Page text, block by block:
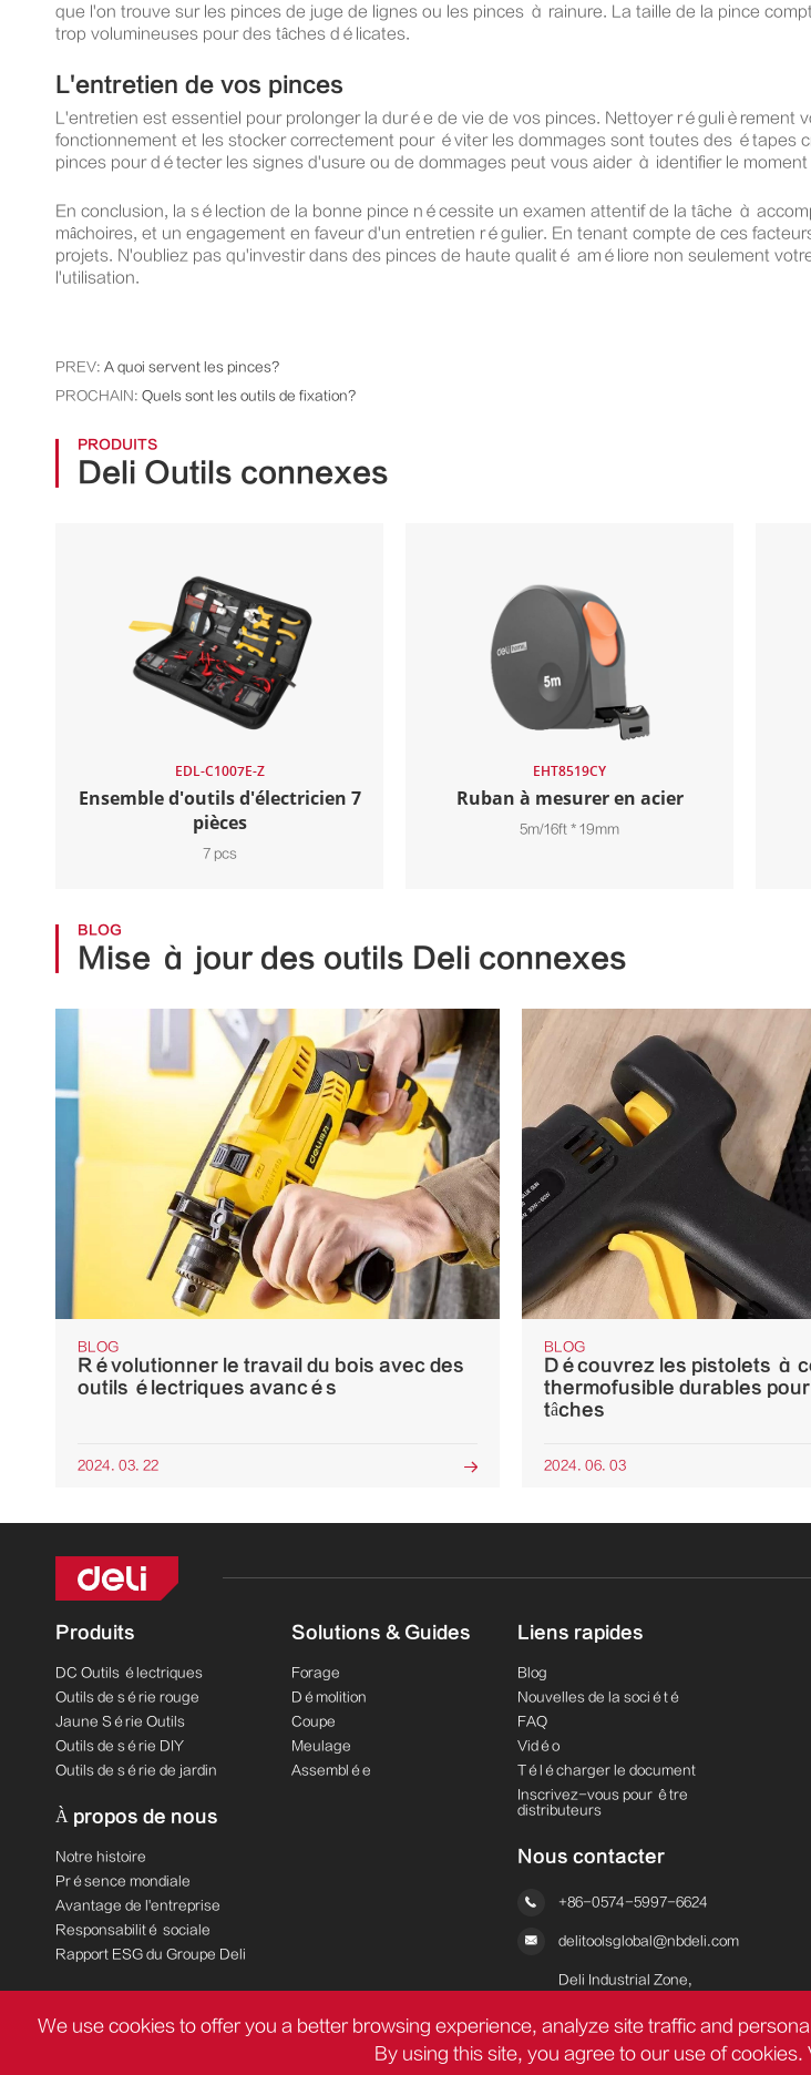
que l'on trouve sur les pinces de juge de lignes ou les pinces à rainure. La taille de la pince
trop volumineuses pour des tâches délicates.
L'entretien de vos pinces
L'entretien est essentiel pour prolonger la durée de vie de vos pinces. Nettoyer régulièrement
fonctionnement et les stocker correctement pour éviter les dommages sont toutes des
pinces pour détecter les signes d'usure ou de dommages peut vous aider à identifier le
En conclusion, la sélection de la bonne pince nécessite un examen attentif de la tâche à
mâchoires, et un engagement en faveur d'un entretien régulier. En tenant compte de ces
projets. N'oubliez pas qu'investir dans des pinces de haute qualité améliore non seulement
l'utilisation.
PREV: A quoi servent les pinces?
PROCHAIN: Quels sont les outils de fixation?
PRODUITS
Deli Outils connexes
EDL-C1007E-Z
Ensemble d'outils d'électricien 7
pièces
7 pcs
EHT8519CY
Ruban à mesurer en acier
5m/16ft * 19mm
BLOG
Mise à jour des outils Deli connexes
BLOG
Révolutionner le travail du bois avec des
outils électriques avancés
2024. 03. 22 
BLOG
Découvrez les pistolets à
thermofusible durables
tâches
2024. 06. 03
Produits
DC Outils électriques
Outils de série rouge
Jaune Série Outils
Outils de série DIY
Outils de série de jardin
À propos de nous
Notre histoire
Présence mondiale
Avantage de l'entreprise
Responsabilité sociale
Rapport ESG du Groupe Deli
Solutions & Guides
Forage
Démolition
Coupe
Meulage
Assemblée
Liens rapides
Blog
Nouvelles de la société
FAQ
Vidéo
Télécharger le document
Inscrivez-vous pour être
distributeurs
Nous contacter
 +86-0574-5997-6624
 delitoolsglobal@nbdeli.com
Deli Industrial Zone,
China
We use cookies to offer you a better browsing experience, analyze site traffic and
By using this site, you agree to our use of cookies.